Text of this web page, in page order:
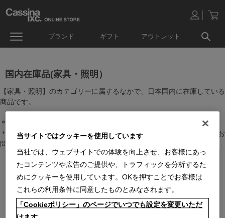
ブランド ギフト アウトレット
国内在庫品(家具・照明）
【家具・照明】のカテゴリーに属するなかで、日本国内に在庫している
商品です。
＊絞り込み機能で商品検索することができます。
＊全店舗で在庫を共有しておりますので、最新の在庫状況についてはお
問い合わせください。
当サイトではクッキーを使用しています
当社では、ウェブサイトでの体験を向上させ、お客様にあっ
たコンテンツや広告のご提供や、トラフィックを分析するた
めにクッキーを使用しています。OKを押すことでお客様は
これらの利用条件に同意したものとみなされます。
「Cookieポリシー」のページでいつでも設定を変更いただ